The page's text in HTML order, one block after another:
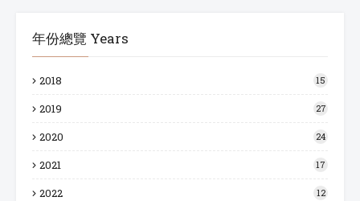
年份總覽 Years
2018 15
2019 27
2020 24
2021 17
2022 12